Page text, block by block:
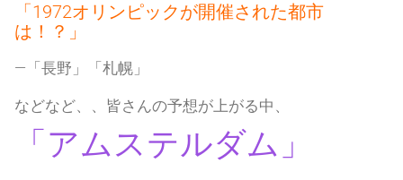
「1972オリンピックが開催された都市
は！？」
—「長野」「札幌」
などなど、、皆さんの予想が上がる中、
「アムステルダム」